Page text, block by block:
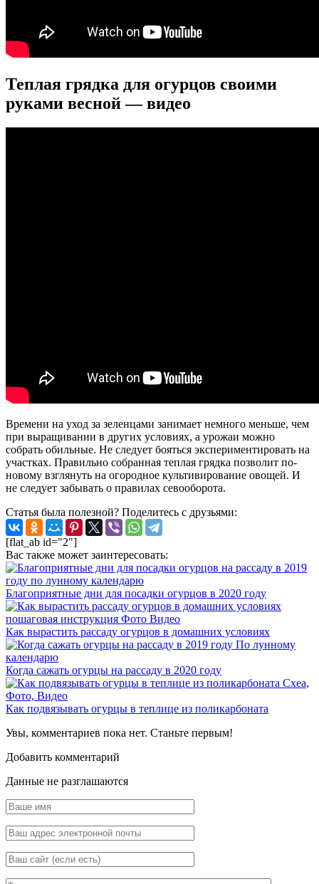
Теплая грядка для огурцов своими
руками весной — видео
Времени на уход за зеленцами занимает немного меньше, чем
при выращивании в других условиях, а урожаи можно
собрать обильные. Не следует бояться экспериментировать на
участках. Правильно собранная теплая грядка позволит по-
новому взглянуть на огородное культивирование овощей. И
не следует забывать о правилах севооборота.
Статья была полезной? Поделитесь с друзьями:
[flat_ab id="2"]
Вас также может заинтересовать:
Благоприятные дни для посадки огурцов в 2020 году
Как вырастить рассаду огурцов в домашних условиях
Когда сажать огурцы на рассаду в 2020 году
Как подвязывать огурцы в теплице из поликарбоната
Увы, комментариев пока нет. Станьте первым!
Добавить комментарий
Данные не разглашаются